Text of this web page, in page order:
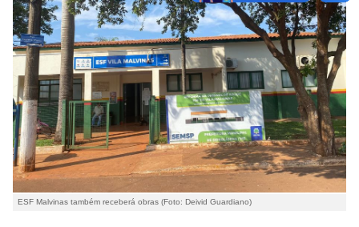
ESF Malvinas também receberá obras (Foto: Deivid Guardiano)